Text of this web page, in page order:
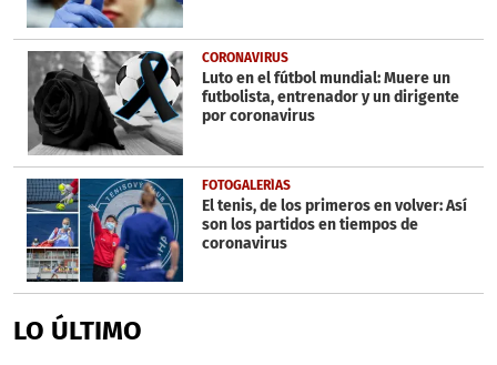
CORONAVIRUS
Luto en el fútbol mundial: Muere un
futbolista, entrenador y un dirigente
por coronavirus
FOTOGALERÍAS
El tenis, de los primeros en volver: Así
son los partidos en tiempos de
coronavirus
LO ÚLTIMO